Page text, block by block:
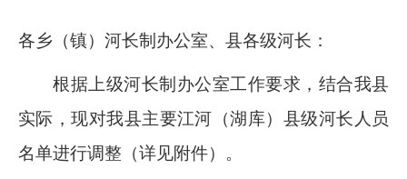
各乡（镇）河长制办公室、县各级河长：
根据上级河长制办公室工作要求，结合我县
实际，现对我县主要江河（湖库）县级河长人员
名单进行调整（详见附件）。